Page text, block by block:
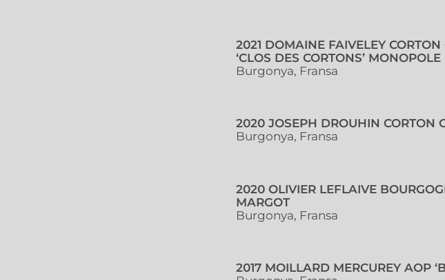
2021 DOMAINE FAIVELEY
‘CLOS DES CORTONS’ MONOPOLE
Burgonya, Fransa
2020 JOSEPH DROUHIN CORTON
Burgonya, Fransa
2020 OLIVIER LEFLAIVE
MARGOT
Burgonya, Fransa
2017 MOILLARD MERCUREY AOP